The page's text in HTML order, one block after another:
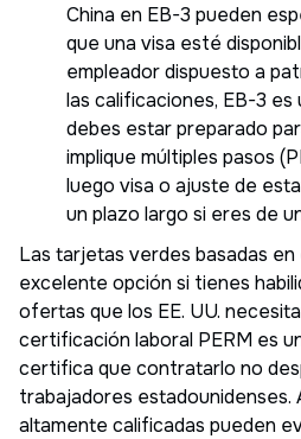
China en EB-3 pueden
que una visa esté
empleador dispuesto a
las calificaciones, EB-3 es
debes estar preparado
implique múltiples pasos
luego visa o ajuste de
un plazo largo si eres de
Las tarjetas verdes basadas en
excelente opción si tienes
ofertas que los EE. UU.
certificación laboral PERM es
certifica que contratarlo no
trabajadores estadounidenses.
altamente calificadas pueden